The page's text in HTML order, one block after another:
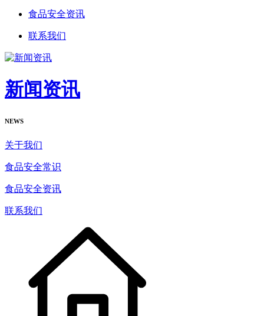
食品安全资讯
联系我们
新闻资讯
NEWS
关于我们
食品安全常识
食品安全资讯
联系我们